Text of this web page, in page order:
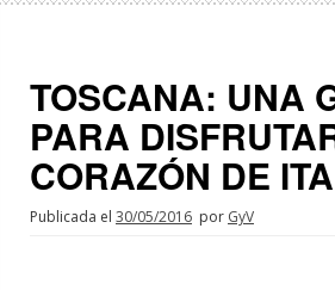
TOSCANA: UNA
PARA
CORAZÓN DE
Publicada el 30/05/2016 por GyV